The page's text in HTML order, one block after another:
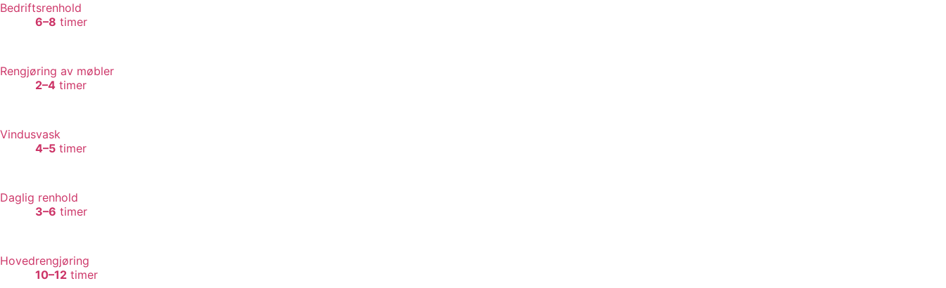
Bedriftsrenhold
6–8 timer
Rengjøring av møbler
2–4 timer
Vindusvask
4–5 timer
Daglig renhold
3–6 timer
Hovedrengjøring
10–12 timer